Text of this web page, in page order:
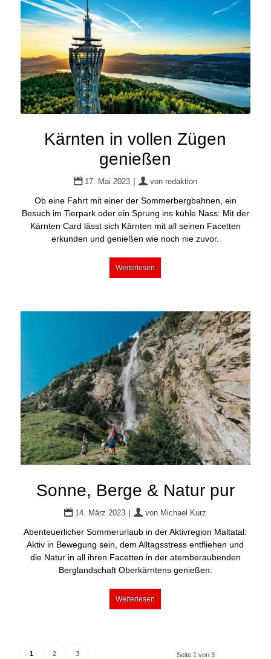
Kärnten in vollen Zügen
genießen
17. Mai 2023 | von redaktion
Ob eine Fahrt mit einer der Sommerbergbahnen, ein
Besuch im Tierpark oder ein Sprung ins kühle Nass: Mit der
Kärnten Card lässt sich Kärnten mit all seinen Facetten
erkunden und genießen wie noch nie zuvor.
Weiterlesen
Sonne, Berge & Natur pur
14. März 2023 | von Michael Kurz
Abenteuerlicher Sommerurlaub in der Aktivregion Maltatal:
Aktiv in Bewegung sein, dem Alltagsstress entfliehen und
die Natur in all ihren Facetten in der atemberaubenden
Berglandschaft Oberkärntens genießen.
Weiterlesen
Seite 1 von 3
1 2 3